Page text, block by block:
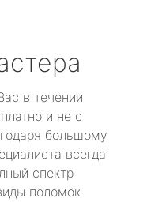
в течении
и не с
большому
всегда
спектр
поломок